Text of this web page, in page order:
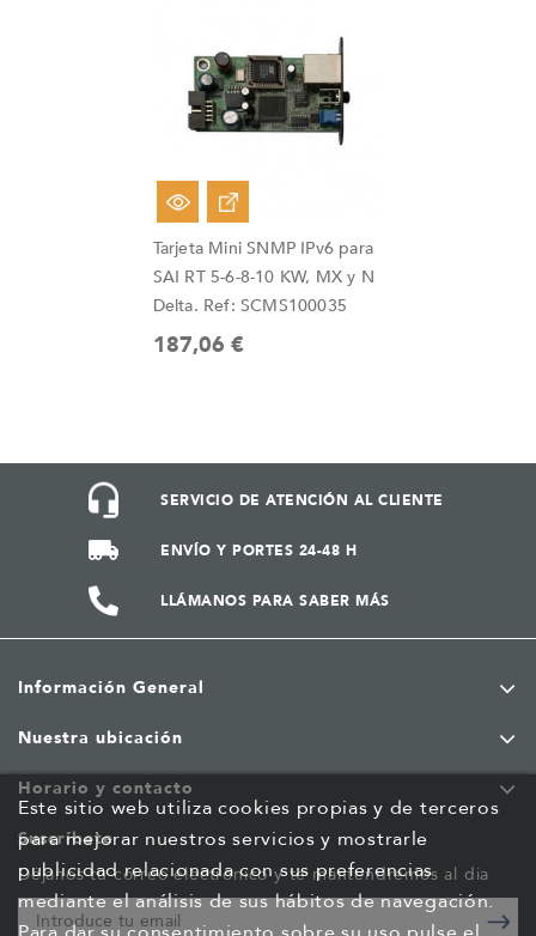
Tarjeta Mini SNMP IPv6 para
SAI RT 5-6-8-10 KW, MX y N
Delta. Ref: SCMS100035
187,06 €
SERVICIO DE ATENCIÓN AL CLIENTE
ENVÍO Y PORTES 24-48 H
LLÁMANOS PARA SABER MÁS
Información General
Nuestra ubicación
Horario y contacto
Suscríbete
Déjanos tu correo electrónico y te mantendremos al dia
Este sitio web utiliza cookies propias y de terceros
para mejorar nuestros servicios y mostrarle
publicidad relacionada con sus preferencias
mediante el análisis de sus hábitos de navegación.